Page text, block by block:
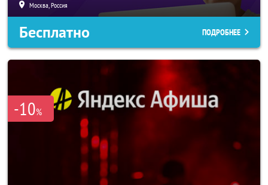
Москва, Россия
Бесплатно ПОДРОБНЕЕ
-10%